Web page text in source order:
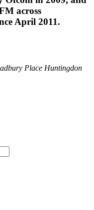
across
April 2011.
Place Huntingdon